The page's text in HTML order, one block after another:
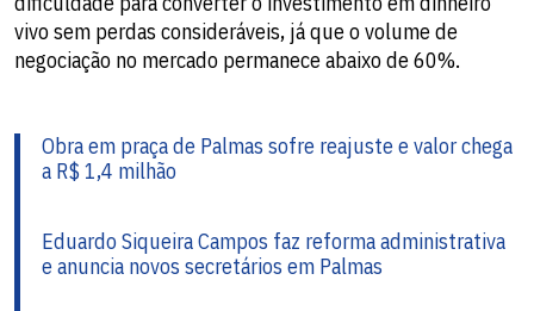
vivo sem perdas consideráveis, já que o volume de
negociação no mercado permanece abaixo de 60%.
Obra em praça de Palmas sofre reajuste e valor chega
a R$ 1,4 milhão
Eduardo Siqueira Campos faz reforma administrativa
e anuncia novos secretários em Palmas